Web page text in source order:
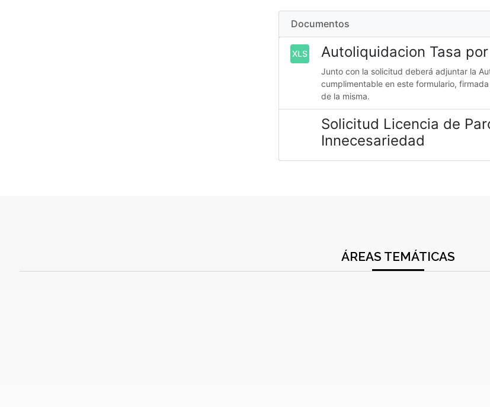
Documentos
XLS Autoliquidacion Tasa
Junto con la solicitud deberá adjuntar la
cumplimentable en este formulario,
de la misma.
Solicitud Licencia de
Innecesariedad
ÁREAS TEMÁTICAS